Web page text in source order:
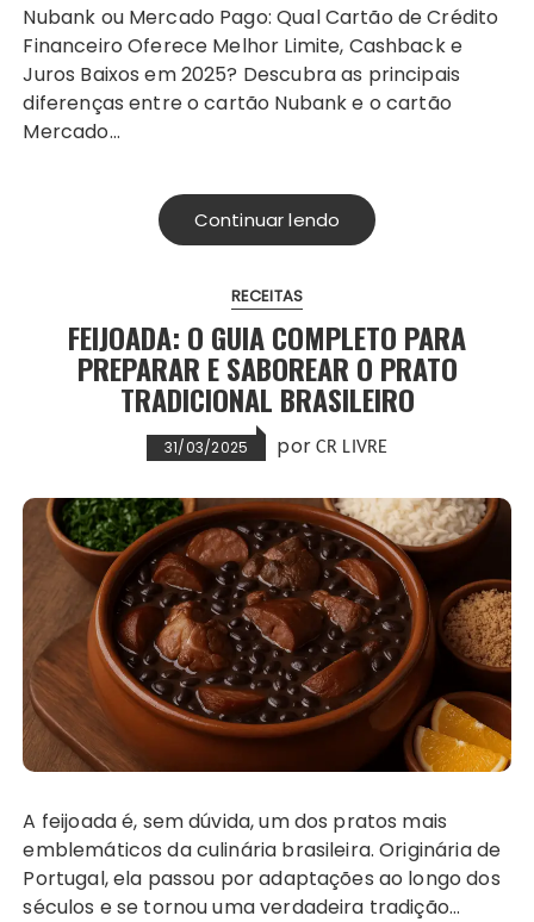
Nubank ou Mercado Pago: Qual Cartão de Crédito
Financeiro Oferece Melhor Limite, Cashback e
Juros Baixos em 2025? Descubra as principais
diferenças entre o cartão Nubank e o cartão
Mercado…
Continuar lendo
RECEITAS
FEIJOADA: O GUIA COMPLETO PARA
PREPARAR E SABOREAR O PRATO
TRADICIONAL BRASILEIRO
31/03/2025 porCR LIVRE
A feijoada é, sem dúvida, um dos pratos mais
emblemáticos da culinária brasileira. Originária de
Portugal, ela passou por adaptações ao longo dos
séculos e se tornou uma verdadeira tradição…